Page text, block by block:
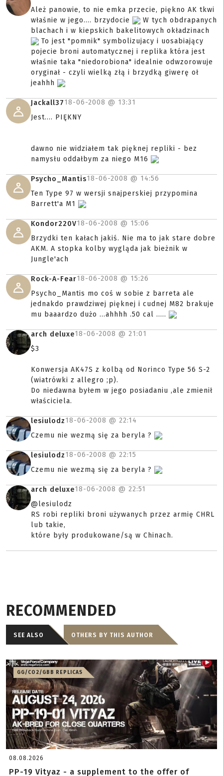
Ależ panowie, to nie emka przecie, piękno AK tkwi
właśnie w jego.... brzydocie
W tych obdrapanych
blachach i w kiepskich bakelitowych okładzinach
To jest "pomnik" symbolizujacy i uosabiający
pojecie broni automatycznej i replika która jest
właśnie taka "niedorobiona" idealnie odwzorowuje
oryginał - czyli wielką złą i brzydką giwerę oł
jeahhh
Jackall3718-06-2008 @ 13:31
Jest.... PIĘKNY
dawno nie widziałem tak pięknej repliki - bez
namysłu oddałbym za niego M16
Psycho_Mantis18-06-2008 @ 14:56
Ten Type 97 w wersji snajperskiej przypomina
Barrett'a M1
Kondor220V18-06-2008 @ 15:06
Brzydki ten kałach jakiś. Nie ma to jak stare dobre
AKM. A stopka kolby wygląda jak bieżnik w
Jungle'ach
Rock-A-Fear18-06-2008 @ 15:26
Psycho_Mantis mo coś w sobie z barreta ale
jednakdo prawdziwej pięknej i cudnej M82 brakuje
mu baaardzo dużo ...ahhhh .50 cal .....
arch deluxe18-06-2008 @ 21:01
$3
Konwersja AK47S z kolbą od Norinco Type 56 S-2
(wiatrówki z allegro ;p).
Do niedawna byłem w jego posiadaniu ,ale zmienił
właściciela.
lesiulodz18-06-2008 @ 22:14
Czemu nie wezmą się za beryla ?
lesiulodz18-06-2008 @ 22:15
Czemu nie wezmą się za beryla ?
arch deluxe18-06-2008 @ 22:51
@lesiulodz
RS robi repliki broni używanych przez armię CHRL
lub takie,
które były produkowane/są w Chinach.
RECOMMENDED
SEE ALSO OTHERS BY THIS AUTHOR
GG/CO2/GBB REPLICAS
08.08.2026
PP-19 Vityaz - a supplement to the offer of